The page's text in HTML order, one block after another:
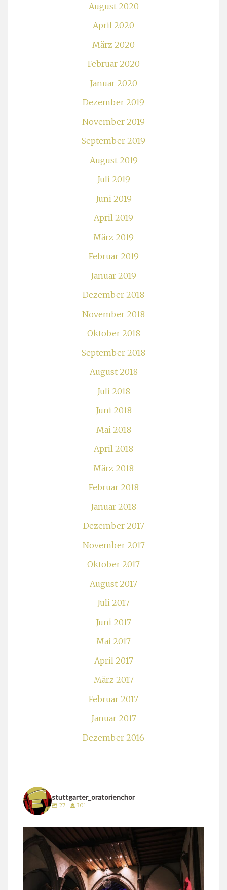
August 2020
April 2020
März 2020
Februar 2020
Januar 2020
Dezember 2019
November 2019
September 2019
August 2019
Juli 2019
Juni 2019
April 2019
März 2019
Februar 2019
Januar 2019
Dezember 2018
November 2018
Oktober 2018
September 2018
August 2018
Juli 2018
Juni 2018
Mai 2018
April 2018
März 2018
Februar 2018
Januar 2018
Dezember 2017
November 2017
Oktober 2017
August 2017
Juli 2017
Juni 2017
Mai 2017
April 2017
März 2017
Februar 2017
Januar 2017
Dezember 2016
stuttgarter_oratorienchor
27 301
stuttgarter_oratorienchor
März 24